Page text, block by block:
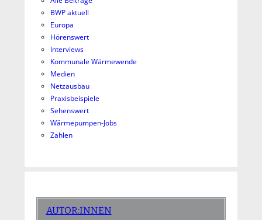
BWP aktuell
Europa
Hörenswert
Interviews
Kommunale Wärmewende
Medien
Netzausbau
Praxisbeispiele
Sehenswert
Wärmepumpen-Jobs
Zahlen
AUTOR:INNEN